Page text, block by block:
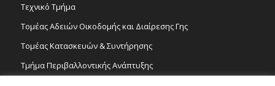
Τεχνικό Τμήμα
Τομέας Αδειών Οικοδομής και Διαίρεσης Γης
Τομέας Κατασκευών & Συντήρησης
Τμήμα Περιβαλλοντικής Ανάπτυξης